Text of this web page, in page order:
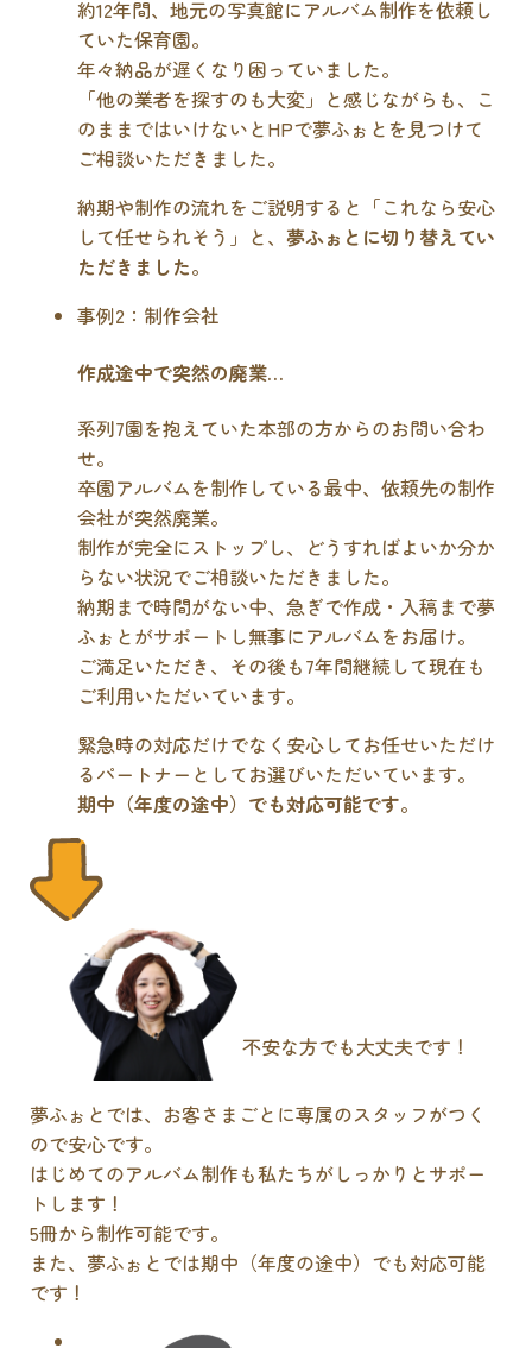
約12年間、地元の写真館にアルバム制作を依頼し
ていた保育園。
年々納品が遅くなり困っていました。
「他の業者を探すのも大変」と感じながらも、こ
のままではいけないとHPで夢ふぉとを見つけて
ご相談いただきました。
納期や制作の流れをご説明すると「これなら安心
して任せられそう」と、夢ふぉとに切り替えてい
ただきました。
事例2：制作会社
作成途中で突然の廃業…
系列7園を抱えていた本部の方からのお問い合わ
せ。
卒園アルバムを制作している最中、依頼先の制作
会社が突然廃業。
制作が完全にストップし、どうすればよいか分か
らない状況でご相談いただきました。
納期まで時間がない中、急ぎで作成・入稿まで夢
ふぉとがサポートし無事にアルバムをお届け。
ご満足いただき、その後も7年間継続して現在も
ご利用いただいています。
緊急時の対応だけでなく安心してお任せいただけ
るパートナーとしてお選びいただいています。
期中（年度の途中）でも対応可能です。
不安な方でも大丈夫です！
夢ふぉとでは、お客さまごとに専属のスタッフがつく
ので安心です。
はじめてのアルバム制作も私たちがしっかりとサポー
トします！
5冊から制作可能です。
また、夢ふぉとでは期中（年度の途中）でも対応可能
です！